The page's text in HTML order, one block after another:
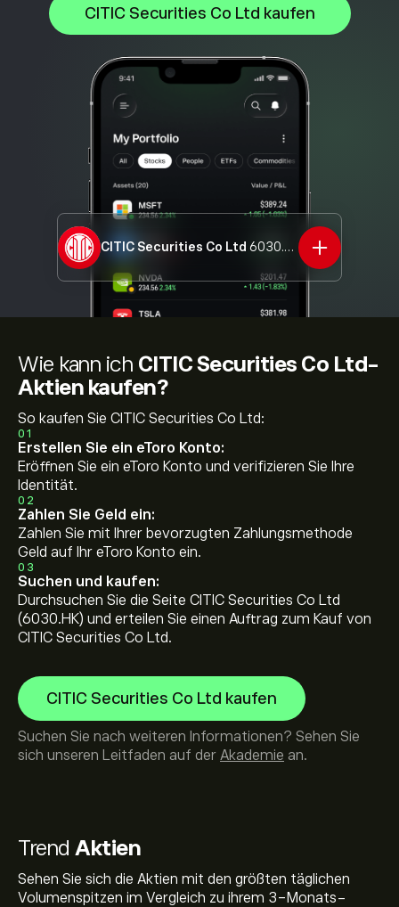
CITIC Securities Co Ltd kaufen
CITIC Securities Co Ltd 6030.HK
Trend Aktien
Sehen Sie sich die Aktien mit den größten täglichen
Volumenspitzen im Vergleich zu ihrem 3-Monats-
Wie kann ich CITIC Securities Co Ltd-
Aktien kaufen?
So kaufen Sie CITIC Securities Co Ltd:
01
Erstellen Sie ein eToro Konto:
Eröffnen Sie ein eToro Konto und verifizieren Sie Ihre
Identität.
02
Zahlen Sie Geld ein:
Zahlen Sie mit Ihrer bevorzugten Zahlungsmethode
Geld auf Ihr eToro Konto ein.
03
Suchen und kaufen:
Durchsuchen Sie die Seite CITIC Securities Co Ltd
(6030.HK) und erteilen Sie einen Auftrag zum Kauf von
CITIC Securities Co Ltd.
CITIC Securities Co Ltd kaufen
Suchen Sie nach weiteren Informationen? Sehen Sie
sich unseren Leitfaden auf der Akademie an.